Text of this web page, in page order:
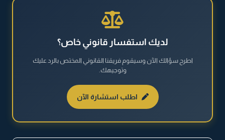
القضايا العقارية
القضايا العمالية
القضايا المالية
نظام مكافحة المخدرات والمؤثرات العقلية
لديك استفسار قانوني خاص؟
اطرح سؤالك الآن وسيقوم فريقنا القانوني المختص بالرد عليك
وتوجيهك.
اطلب استشارة الآن